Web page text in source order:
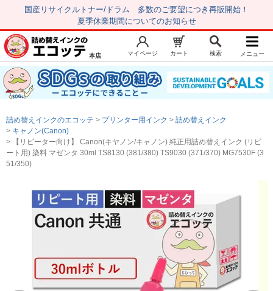
国産リサイクルトナー/ドラム 多数のご要望につき再販開始！
夏季休業期間についてのお知らせ
新規会員登録 マイページ
トップページ お気に入り
注文履歴 レビュー履歴
はじめての方へ
初心者用セット
キャノンインク
ブラザーインク
詰め替えインク
本店 マイページ カート 検索 メニュー
詰め替えインクのエコッテ プリンター用インク
詰め替えインク
キャノン(Canon)
【リピーター向け】 Canon(キヤノン/キャノン) 純正用詰め替えインク (リピ
ート用) 染料 マゼンタ 30ml TS8130 (381/380) TS9030 (371/370) MG7530F (3
51/350)